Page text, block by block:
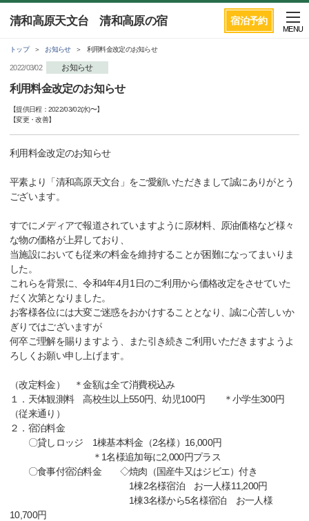
宿泊予約
清和高原天文台 清和高原の宿
MENU
トップ お知らせ 利用料金改定のお知らせ
2022/03/02 お知らせ
利用料金改定のお知らせ
【提供日程： 2022/03/02(水)〜】
【変更・改善】
利用料金改定のお知らせ
平素より「清和高原天文台」をご愛顧いただきまして誠にありがとう
ございます。
すでにメディアで報道されていますように原材料、原油価格など様々
な物の価格が上昇しており、
当施設においても従来の料金を維持することが困難になってまいりま
した。
これらを背景に、令和4年4月1日のご利用から価格改定をさせていた
だく次第となりました。
お客様各位には大変ご迷惑をおかけすることとなり、誠に心苦しいか
ぎりではございますが
何卒ご理解を賜りますよう、また引き続きご利用いただきますようよ
ろしくお願い申し上げます。
（改定料金） ＊金額は全て消費税込み
１．天体観測料 高校生以上550円、幼児100円 ＊小学生300円
（従来通り）
２．宿泊料金
〇貸しロッジ 1棟基本料金（2名様）16,000円
＊1名様追加毎に2,000円プラス
〇食事付宿泊料金 ◇焼肉（国産牛又はジビエ）付き
1棟2名様宿泊 お一人様11,200円
1棟3名様から5名様宿泊 お一人様
10,700円